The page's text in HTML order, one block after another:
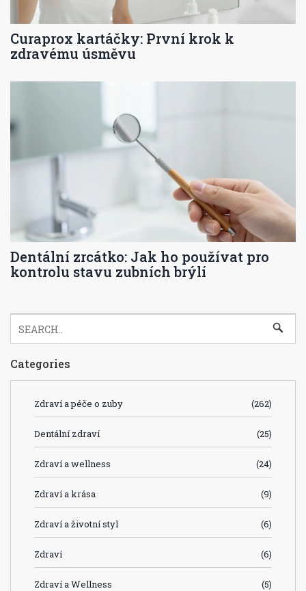
Curaprox kartáčky: První krok k
zdravému úsměvu
Dentální zrcátko: Jak ho používat pro
kontrolu stavu zubních brýlí
Categories
Zdraví a péče o zuby (262)
Dentální zdraví (25)
Zdraví a wellness (24)
Zdraví a krása (9)
Zdraví a životní styl (6)
Zdraví (6)
Zdraví a Wellness (5)